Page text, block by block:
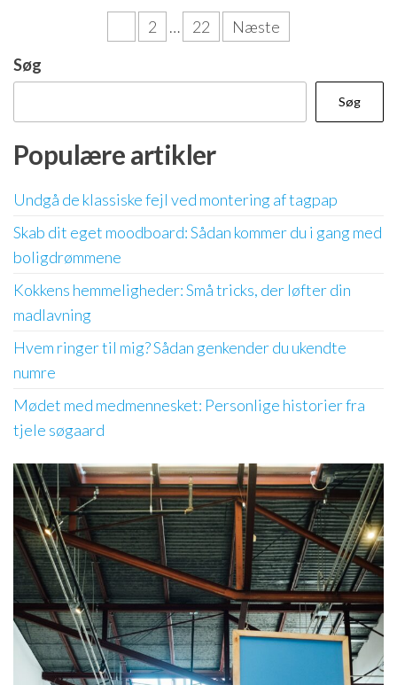
Indlægsinddeling
2 … 22
Næste
Søg
Søg
Populære artikler
Undgå de klassiske fejl ved montering af tagpap
Skab dit eget moodboard: Sådan kommer du i gang med
boligdrømmene
Kokkens hemmeligheder: Små tricks, der løfter din
madlavning
Hvem ringer til mig? Sådan genkender du ukendte
numre
Mødet med medmennesket: Personlige historier fra
tjele søgaard